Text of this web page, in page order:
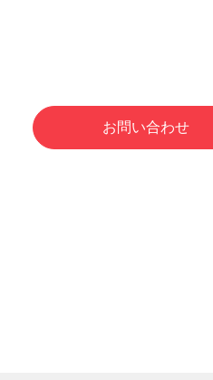
お問い合わせ